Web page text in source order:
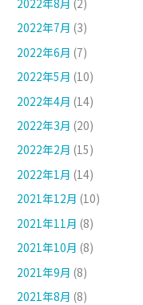
2022年8月 (2)
2022年7月 (3)
2022年6月 (7)
2022年5月 (10)
2022年4月 (14)
2022年3月 (20)
2022年2月 (15)
2022年1月 (14)
2021年12月 (10)
2021年11月 (8)
2021年10月 (8)
2021年9月 (8)
2021年8月 (8)